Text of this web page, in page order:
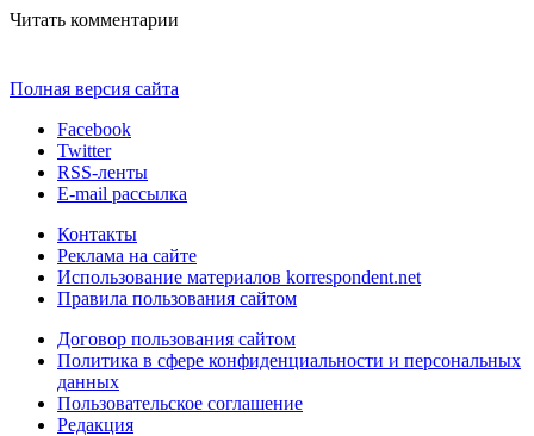
Читать комментарии
Полная версия сайта
Facebook
Twitter
RSS-ленты
E-mail рассылка
Контакты
Реклама на сайте
Использование материалов korrespondent.net
Правила пользования сайтом
Договор пользования сайтом
Политика в сфере конфиденциальности и персональных
данных
Пользовательское соглашение
Редакция